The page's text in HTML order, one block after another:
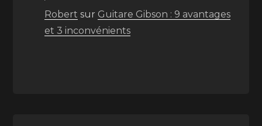
Robert sur Guitare Gibson : 9 avantages
et 3 inconvénients